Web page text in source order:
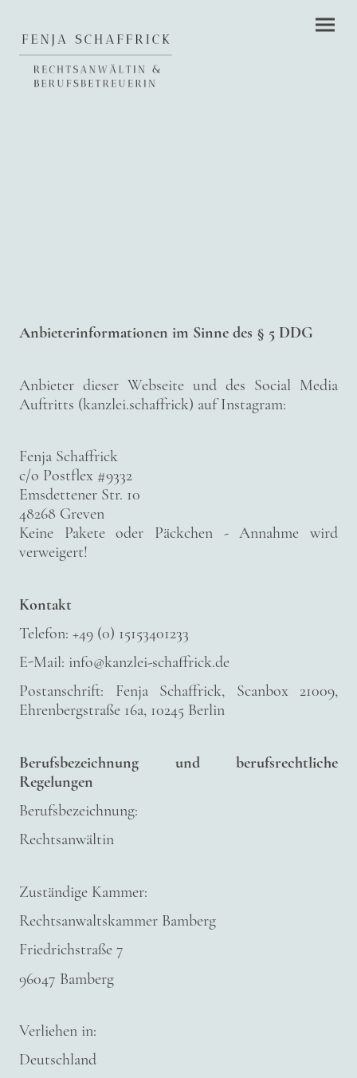
Anbieterinformationen im Sinne des § 5 DDG
Anbieter dieser Webseite und des Social Media
Auftritts (kanzlei.schaffrick) auf Instagram:
Fenja Schaffrick
c/o Postflex #9332
Emsdettener Str. 10
48268 Greven
Keine Pakete oder Päckchen - Annahme wird
verweigert!
Kontakt
Telefon: +49 (0) 15153401233
E-Mail: info@kanzlei-schaffrick.de
Postanschrift: Fenja Schaffrick, Scanbox 21009,
Ehrenbergstraße 16a, 10245 Berlin
Berufsbezeichnung und berufsrechtliche
Regelungen
Berufsbezeichnung:
Rechtsanwältin
Zuständige Kammer:
Rechtsanwaltskammer Bamberg
Friedrichstraße 7
96047 Bamberg
Verliehen in:
Deutschland